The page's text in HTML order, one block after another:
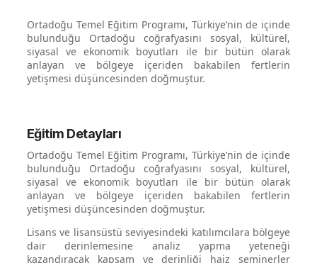
Ortadoğu Temel Eğitim Programı, Türkiye’nin de içinde
bulunduğu Ortadoğu coğrafyasını sosyal, kültürel,
siyasal ve ekonomik boyutları ile bir bütün olarak
anlayan ve bölgeye içeriden bakabilen fertlerin
yetişmesi düşüncesinden doğmuştur.
Eğitim Detayları
Ortadoğu Temel Eğitim Programı, Türkiye’nin de içinde
bulunduğu Ortadoğu coğrafyasını sosyal, kültürel,
siyasal ve ekonomik boyutları ile bir bütün olarak
anlayan ve bölgeye içeriden bakabilen fertlerin
yetişmesi düşüncesinden doğmuştur.
Lisans ve lisansüstü seviyesindeki katılımcılara bölgeye
dair derinlemesine analiz yapma yeteneği
kazandıracak kapsam ve derinliği haiz seminerler